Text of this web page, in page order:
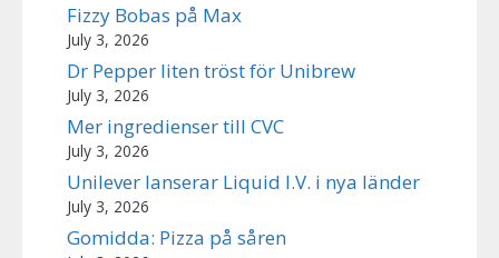
Fizzy Bobas på Max
July 3, 2026
Dr Pepper liten tröst för Unibrew
July 3, 2026
Mer ingredienser till CVC
July 3, 2026
Unilever lanserar Liquid I.V. i nya länder
July 3, 2026
Gomidda: Pizza på såren